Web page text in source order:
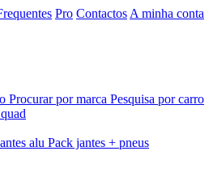
Pro Contactos A minha conta
Procurar por marca Pesquisa por carro
alu Pack jantes + pneus